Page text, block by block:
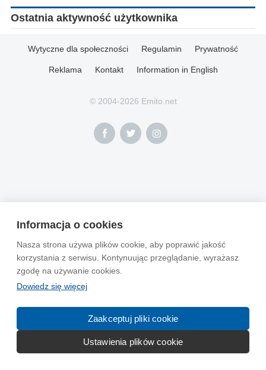
Informacja o cookies
Nasza strona używa plików cookie, aby poprawić jakość
korzystania z serwisu. Kontynuując przeglądanie, wyrażasz
zgodę na używanie cookies.
Dowiedz się więcej
Zaakceptuj pliki cookie
Ustawienia plików cookie
Ostatnia aktywność użytkownika
Wytyczne dla społeczności Regulamin Prywatność
Reklama Kontakt Information in English
© 2004-2026 Emito.net